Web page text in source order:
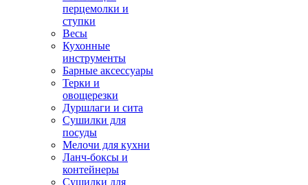
перцемолки и
ступки
Весы
Кухонные
инструменты
Барные аксессуары
Терки и
овощерезки
Дуршлаги и сита
Сушилки для
посуды
Мелочи для кухни
Ланч-боксы и
контейнеры
Сушилки для